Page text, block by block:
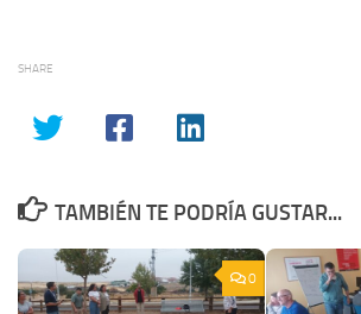
SHARE
TAMBIÉN TE PODRÍA GUSTAR...
0